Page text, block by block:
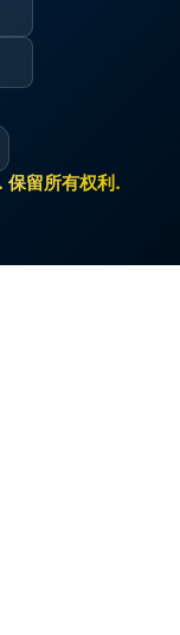
留所有权利.